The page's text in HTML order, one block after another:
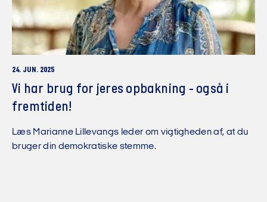
24. JUN. 2025
Vi har brug for jeres opbakning - også i
fremtiden!
Læs Marianne Lillevangs leder om vigtigheden af, at du
bruger din demokratiske stemme.